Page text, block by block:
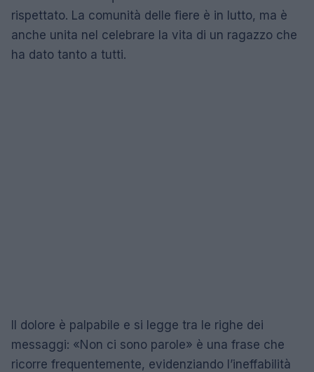
rispettato. La comunità delle fiere è in lutto, ma è
anche unita nel celebrare la vita di un ragazzo che
ha dato tanto a tutti.
Il dolore è palpabile e si legge tra le righe dei
messaggi: «Non ci sono parole» è una frase che
ricorre frequentemente, evidenziando l’ineffabilità